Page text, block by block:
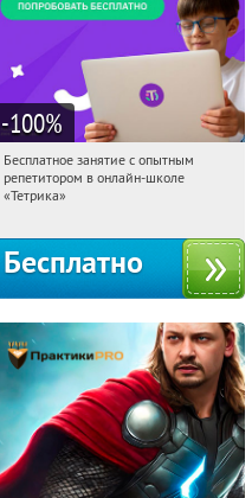
-100%
18:46:57 Получили:
Москва, Россия
Бесплатное занятие с опытным
репетитором в онлайн-школе
«Тетрика»
Бесплатно